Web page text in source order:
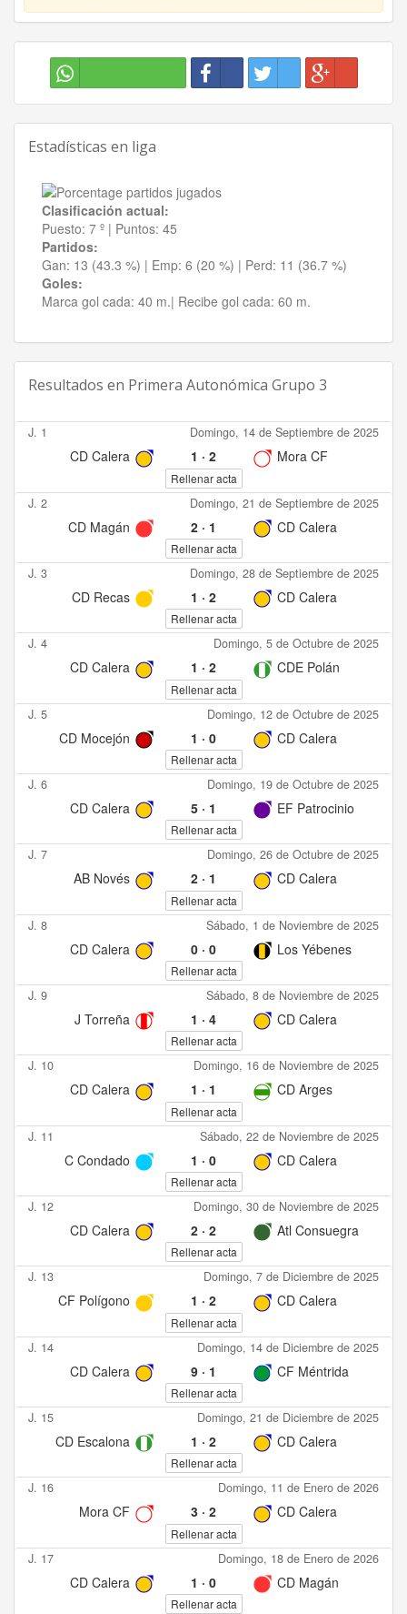
Estadísticas en liga
Clasificación actual:
Puesto: 7 º | Puntos: 45
Partidos:
Gan: 13 (43.3 %) | Emp: 6 (20 %) | Perd: 11 (36.7 %)
Goles:
Marca gol cada: 40 m.| Recibe gol cada: 60 m.
Resultados en Primera Autonómica Grupo 3
J. 1 Domingo, 14 de Septiembre de 2025
CD Calera 1 · 2 Mora CF
Rellenar acta
J. 2 Domingo, 21 de Septiembre de 2025
CD Magán 2· 1 CD Calera
Rellenar acta
J. 3 Domingo, 28 de Septiembre de 2025
CD Recas 1 · 2 CD Calera
Rellenar acta
J. 4 Domingo, 5 de Octubre de 2025
CD Calera 1 · 2 CDE Polán
Rellenar acta
J. 5 Domingo, 12 de Octubre de 2025
CD Mocejón 1 · 0 CD Calera
Rellenar acta
J. 6 Domingo, 19 de Octubre de 2025
CD Calera 5· 1 EF Patrocinio
Rellenar acta
J. 7 Domingo, 26 de Octubre de 2025
AB Novés 2· 1 CD Calera
Rellenar acta
J. 8 Sábado, 1 de Noviembre de 2025
CD Calera 0· 0 Los Yébenes
Rellenar acta
J. 9 Sábado, 8 de Noviembre de 2025
J Torreña 1 · 4 CD Calera
Rellenar acta
J. 10 Domingo, 16 de Noviembre de 2025
CD Calera 1 · 1 CD Arges
Rellenar acta
J. 11 Sábado, 22 de Noviembre de 2025
C Condado 1 · 0 CD Calera
Rellenar acta
J. 12 Domingo, 30 de Noviembre de 2025
CD Calera 2· 2 Atl Consuegra
Rellenar acta
J. 13 Domingo, 7 de Diciembre de 2025
CF Polígono 1 · 2 CD Calera
Rellenar acta
J. 14 Domingo, 14 de Diciembre de 2025
CD Calera 9· 1 CF Méntrida
Rellenar acta
J. 15 Domingo, 21 de Diciembre de 2025
CD Escalona 1 · 2 CD Calera
Rellenar acta
J. 16 Domingo, 11 de Enero de 2026
Mora CF 3· 2 CD Calera
Rellenar acta
J. 17 Domingo, 18 de Enero de 2026
CD Calera 1 · 0 CD Magán
Rellenar acta